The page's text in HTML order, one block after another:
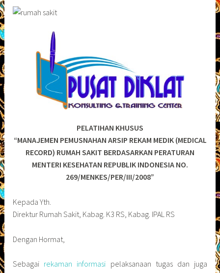
PELATIHAN KHUSUS
“MANAJEMEN PEMUSNAHAN ARSIP REKAM MEDIK (MEDICAL
RECORD) RUMAH SAKIT BERDASARKAN PERATURAN
MENTERI KESEHATAN REPUBLIK INDONESIA NO.
269/MENKES/PER/III/2008”
Kepada Yth.
Direktur Rumah Sakit, Kabag. K3 RS, Kabag. IPAL RS
Dengan Hormat,
Sebagai rekaman informasi pelaksanaan tugas dan juga